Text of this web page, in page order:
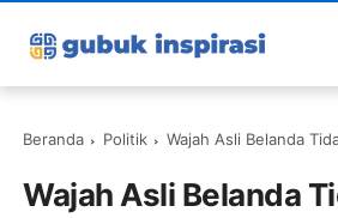
Beranda Politik Wajah Asli Belanda Tidak
Wajah Asli Belanda